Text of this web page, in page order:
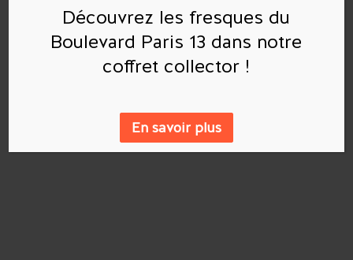
Commentaires récents
Découvrez les fresques du
Boulevard Paris 13 dans notre
coffret collector !
En savoir plus